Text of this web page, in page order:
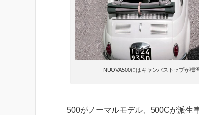
NUOVA500にはキャンパストップが標
500がノーマルモデル、500Cが派生